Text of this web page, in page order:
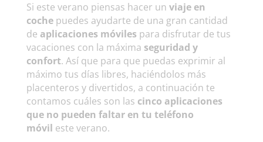
Si este verano piensas hacer un viaje en
cochepuedes ayudarte de una gran cantidad
de aplicaciones móviles para disfrutar de tus
vacaciones con la máxima seguridad y
confort. Así que para que puedas exprimir al
máximo tus días libres, haciéndolos más
placenteros y divertidos, a continuación te
contamos cuáles son las cinco aplicaciones
que no pueden faltar en tu teléfono
móvil este verano.